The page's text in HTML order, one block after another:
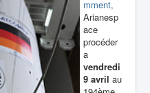
mment,
Arianesp
ace
procéder
a
vendredi
9 avril au